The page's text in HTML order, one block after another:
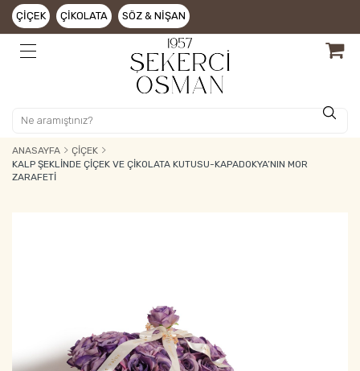
ÇIÇEK ÇIKOLATA SÖZ & NIŞAN
ANASAYFA
ÇIÇEK
KALP ŞEKLINDE ÇIÇEK VE ÇIKOLATA KUTUSU-KAPADOKYA’NIN MOR
ZARAFETI